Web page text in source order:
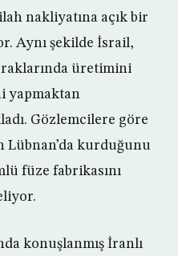
nakliyatına açık bir
Aynı şekilde İsrail,
üretimini
yapmaktan
Gözlemcilere göre
Lübnan’da kurduğunu
füze fabrikasını
konuşlanmış İranlı